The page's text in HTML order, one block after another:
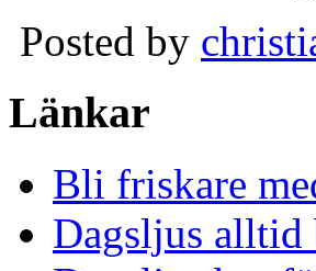
Posted by
Länkar
Bli friskare
Dagsljus alltid